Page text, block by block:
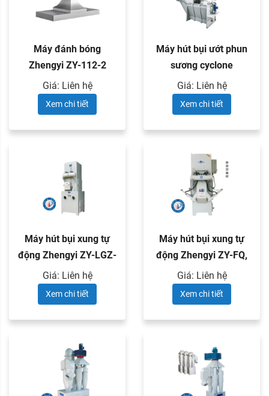
Máy đánh bóng
Zhengyi ZY-112-2
Giá: Liên hệ
Xem chi tiết
Máy hút bụi ướt phun
sương cyclone
Zhengyi ...
Giá: Liên hệ
Xem chi tiết
Máy hút bụi xung tự
động Zhengyi ZY-LGZ-
PS-1
Giá: Liên hệ
Xem chi tiết
Máy hút bụi xung tự
động Zhengyi ZY-FQ,
ZY-FC ...
Giá: Liên hệ
Xem chi tiết